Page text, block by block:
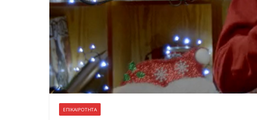
ΕΠΙΚΑΙΡΟΤΗΤΑ